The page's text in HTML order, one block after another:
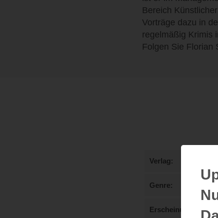
Bereich
Vorträge dazu in
regelmäßig Krimis
Folgen Sie Florian
Verlag
Genre
Erscheinungstermin